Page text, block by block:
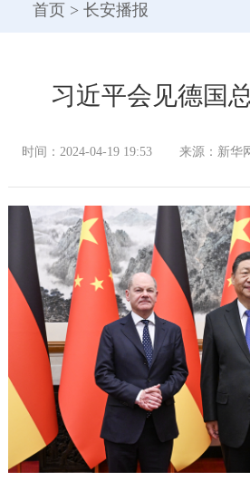
首页 > 长安播报
习近平会见德国
时间：2024-04-19 19:53 来源：新华